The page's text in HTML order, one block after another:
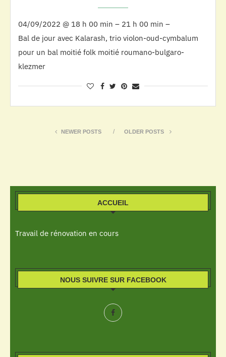
04/09/2022 @ 18 h 00 min – 21 h 00 min –
Bal de jour avec Kalarash, trio violon-oud-cymbalum
pour un bal moitié folk moitié roumano-bulgaro-
klezmer
NEWER POSTS OLDER POSTS
ACCUEIL
Travail de rénovation en cours
NOUS SUIVRE SUR FACEBOOK